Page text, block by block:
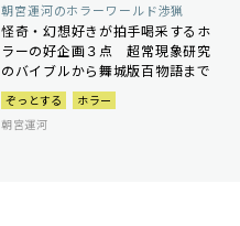
朝宮運河のホラーワールド渉猟
怪奇・幻想好きが拍手喝采するホ
ラーの好企画３点 超常現象研究
のバイブルから舞城版百物語まで
ぞっとする
ホラー
朝宮運河